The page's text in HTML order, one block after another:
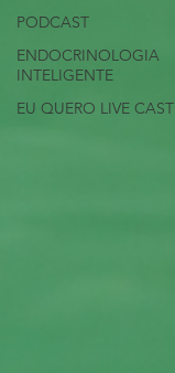
PODCAST
ENDOCRINOLOGIA
INTELIGENTE
EU QUERO LIVE CAST